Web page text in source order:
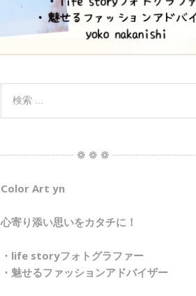
┈┈┈┈┈┈┈ ❁ ❁ ❁ ┈┈┈┈┈┈┈┈
Color Art yn
心寄り添い思いをカタチに！
・life storyフォトグラファー
・魅せるファッションアドバイザー